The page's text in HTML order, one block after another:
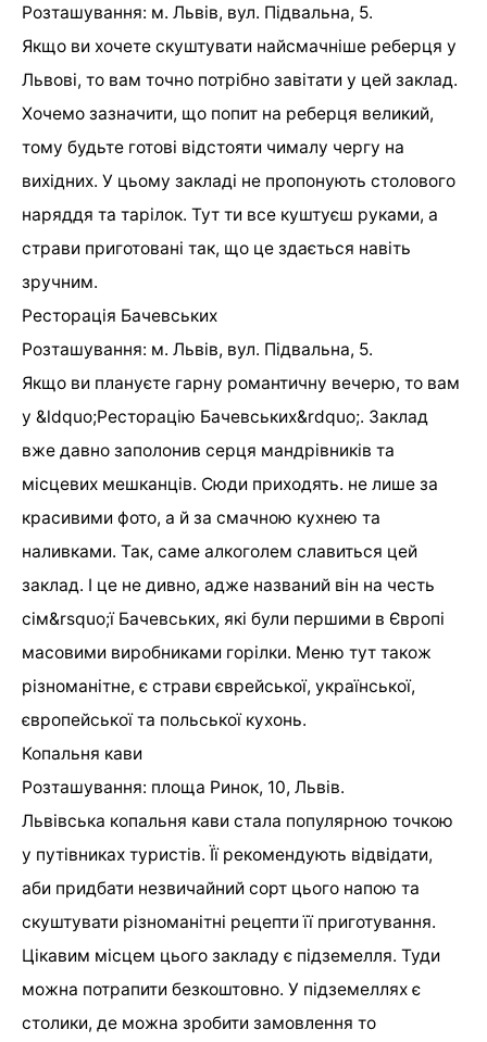
Розташування: м. Львів, вул. Підвальна, 5.
Якщо ви хочете скуштувати найсмачніше реберця у
Львові, то вам точно потрібно завітати у цей заклад.
Хочемо зазначити, що попит на реберця великий,
тому будьте готові відстояти чималу чергу на
вихідних. У цьому закладі не пропонують столового
наряддя та тарілок. Тут ти все куштуєш руками, а
страви приготовані так, що це здається навіть
зручним.
Ресторація Бачевських
Розташування: м. Львів, вул. Підвальна, 5.
Якщо ви плануєте гарну романтичну вечерю, то вам
у &ldquo;Ресторацію Бачевських&rdquo;. Заклад
вже давно заполонив серця мандрівників та
місцевих мешканців. Сюди приходять. не лише за
красивими фото, а й за смачною кухнею та
наливками. Так, саме алкоголем славиться цей
заклад. І це не дивно, адже названий він на честь
сім&rsquo;ї Бачевських, які були першими в Європі
масовими виробниками горілки. Меню тут також
різноманітне, є страви єврейської, української,
європейської та польської кухонь.
Копальня кави
Розташування: площа Ринок, 10, Львів.
Львівська копальня кави стала популярною точкою
у путівниках туристів. Її рекомендують відвідати,
аби придбати незвичайний сорт цього напою та
скуштувати різноманітні рецепти її приготування.
Цікавим місцем цього закладу є підземелля. Туди
можна потрапити безкоштовно. У підземеллях є
столики, де можна зробити замовлення то